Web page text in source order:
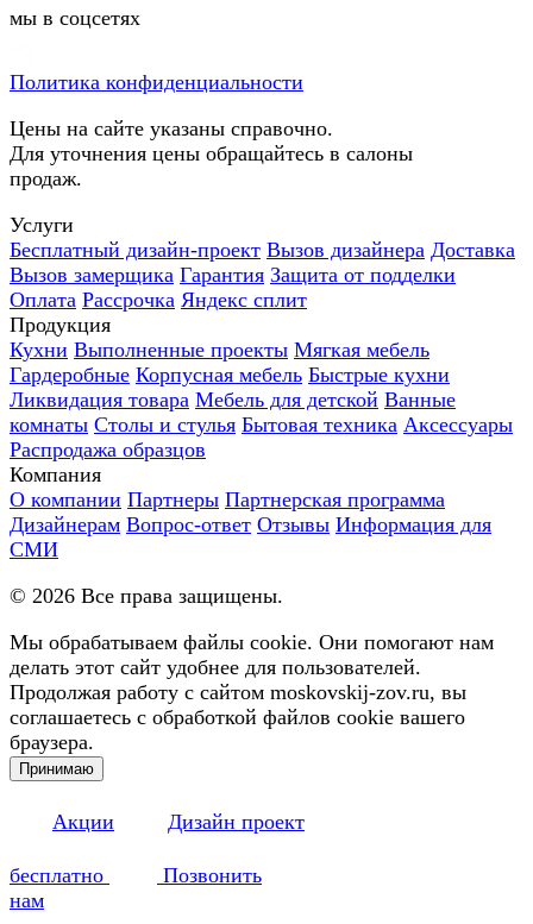
мы в соцсетях
Политика конфиденциальности
Цены на сайте указаны справочно.
Для уточнения цены обращайтесь в салоны
продаж.
Услуги
Бесплатный дизайн-проект Вызов дизайнера Доставка
Вызов замерщика Гарантия Защита от подделки
Оплата Рассрочка Яндекс сплит
Продукция
Кухни Выполненные проекты Мягкая мебель
Гардеробные Корпусная мебель Быстрые кухни
Ликвидация товара Мебель для детской Ванные
комнаты Столы и стулья Бытовая техника Аксессуары
Распродажа образцов
Компания
О компании Партнеры Партнерская программа
Дизайнерам Вопрос-ответ Отзывы Информация для
СМИ
© 2026 Все права защищены.
Мы обрабатываем файлы cookie. Они помогают нам
делать этот сайт удобнее для пользователей.
Продолжая работу с сайтом moskovskij-zov.ru, вы
соглашаетесь с обработкой файлов cookie вашего
браузера.
Принимаю
Акции Дизайн проект
бесплатно
Позвонить
нам